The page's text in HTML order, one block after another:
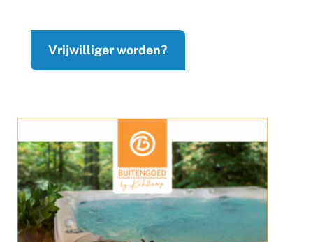
Vrijwilliger worden?